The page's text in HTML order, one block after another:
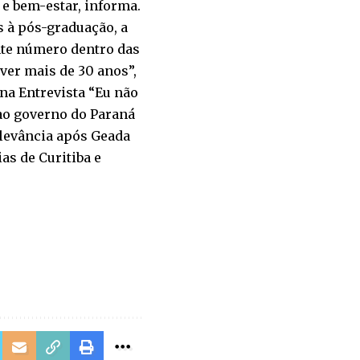
bem-estar, informa.
pós-graduação, a
número dentro das
mais de 30 anos”,
Entrevista “Eu não
governo do Paraná
após Geada
de Curitiba e